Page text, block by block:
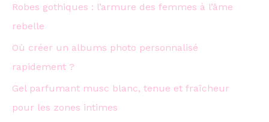
r
:
Robes gothiques : l’armure des femmes à l’âme
rebelle
Où créer un albums photo personnalisé
rapidement ?
Gel parfumant musc blanc, tenue et fraîcheur
pour les zones intimes